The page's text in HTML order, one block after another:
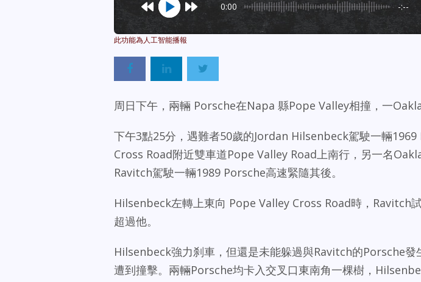
0:00 -:--
周日下午，兩輛 Porsche在Napa 縣Pope Valley相撞，一
下午3點25分，遇難者50歲的Jordan Hilsenbeck駕駛一輛
Cross Road附近雙車道Pope Valley Road上南行，另一名
Ravitch駕駛一輛1989 Porsche高速緊隨其後。
Hilsenbeck左轉上東向 Pope Valley Cross Road時，Ravitch
超過他。
Hilsenbeck強力刹車，但還是未能躲過與Ravitch的Porsche
遭到撞擊。兩輛Porsche均卡入交叉口東南角一棵樹，